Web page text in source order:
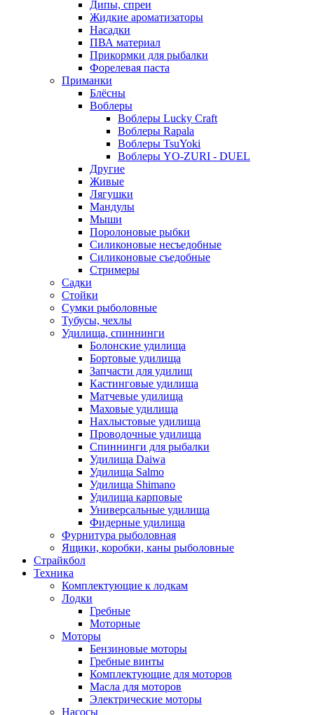
Дипы, спреи
Жидкие ароматизаторы
Насадки
ПВА материал
Прикормки для рыбалки
Форелевая паста
Приманки
Блёсны
Воблеры
Воблеры Lucky Craft
Воблеры Rapala
Воблеры TsuYoki
Воблеры YO-ZURI - DUEL
Другие
Живые
Лягушки
Мандулы
Мыши
Поролоновые рыбки
Силиконовые несъедобные
Силиконовые съедобные
Стримеры
Садки
Стойки
Сумки рыболовные
Тубусы, чехлы
Удилища, спиннинги
Болонские удилища
Бортовые удилища
Запчасти для удилищ
Кастинговые удилища
Матчевые удилища
Маховые удилища
Нахлыстовые удилища
Проводочные удилища
Спиннинги для рыбалки
Удилища Daiwa
Удилища Salmo
Удилища Shimano
Удилища карповые
Универсальные удилища
Фидерные удилища
Фурнитура рыболовная
Ящики, коробки, каны рыболовные
Страйкбол
Техника
Комплектующие к лодкам
Лодки
Гребные
Моторные
Моторы
Бензиновые моторы
Гребные винты
Комплектующие для моторов
Масла для моторов
Электрические моторы
Насосы